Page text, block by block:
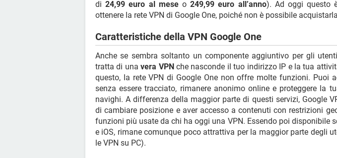
di24,99 euro al meseo249,99 euro all’anno). Ad oggi questo
ottenere la rete VPN di Google One, poiché non è possibile
Caratteristiche della VPN Google One
Anche se sembra soltanto un componente aggiuntivo per gli
tratta di unavera VPNche nasconde il tuo indirizzo IP e la tua
questo, la rete VPN di Google One non offre molte funzioni. Puoi
senza essere tracciato, rimanere anonimo online e proteggere la
navighi. A differenza della maggior parte di questi servizi, Google
di cambiare posizione e aver accesso a contenuti con restrizioni
funzioni più usate da chi ha oggi una VPN. Essendo poi disponibile
e iOS, rimane comunque poco attrattiva per la maggior parte degli
le VPN su PC).